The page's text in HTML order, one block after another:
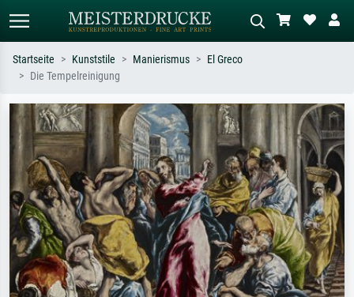
Suchen Sie nach Künstlern, Werktiteln
oder Stilen – z.B. Monet,
Sternennacht, Impressionismus, Welle
Hokusai, Akt.
Beschreiben Sie die Szene – z.B. Grüne
Wiese, Abstrakt mit viel Rot, Dunkles
Ölgemälde, Stehender Akt neben einem
Baum.
Startseite Kunststile Manierismus
El Greco
Die Tempelreinigung